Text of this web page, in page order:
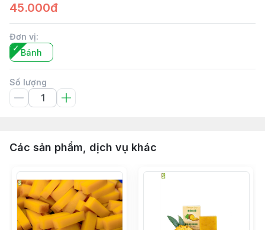
45.000đ
Đơn vị:
Bánh
Số lượng
Các sản phẩm, dịch vụ khác